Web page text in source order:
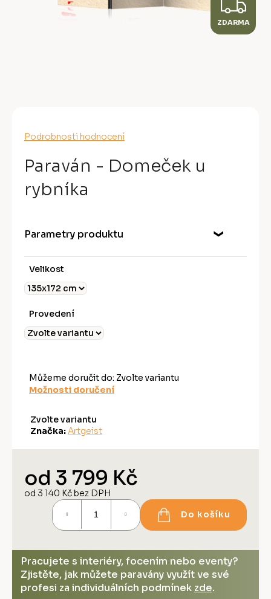
Průměrné
produktu
je
z
Podrobnosti hodnocení
Paraván - Domeček u
rybníka
Parametry produktu
Velikost
Provedení
Můžeme doručit do: Zvolte variantu
Možnosti doručení
Zvolte variantu
Značka: Artgeist
od 3 799 Kč
od 3 140 Kčbez DPH
Do košíku
Pracujete s interiéry, focením nebo eventy?
Zjistěte, jak můžete paravány využít ve své
profesi za individuálních podmínek zde.
Z
D
ZDARMA